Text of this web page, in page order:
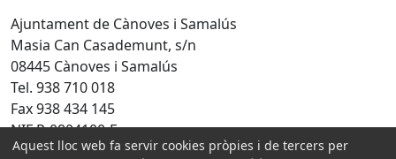
Ajuntament de Cànoves i Samalús
Masia Can Casademunt, s/n
08445 Cànoves i Samalús
Tel. 938 710 018
Fax 938 434 145
NIF P-0804100-F
Aquest lloc web fa servir cookies pròpies i de tercers per